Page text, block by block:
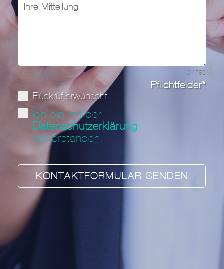
0 / 750
Pflichtfelder*
Rückruf erwünscht
Ich bin mit der
Datenschutzerklärung
einverstanden.
KONTAKTFORMULAR SENDEN